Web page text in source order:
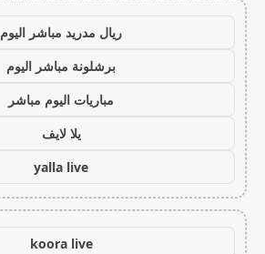
ريال مدريد مباشر اليوم
برشلونة مباشر اليوم
مباريات اليوم مباشر
يلا لايف
yalla live
koora live